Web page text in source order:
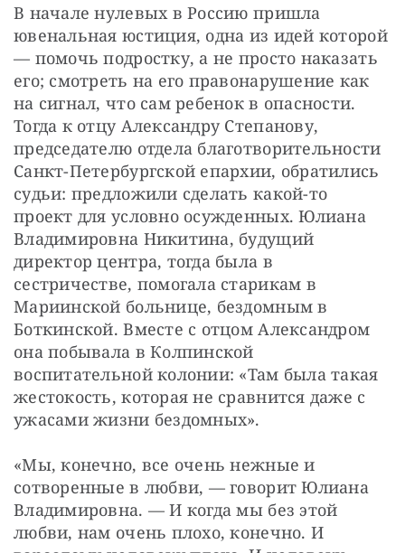
В начале нулевых в Россию пришла
ювенальная юстиция, одна из идей которой
— помочь подростку, а не просто наказать
его; смотреть на его правонарушение как
на сигнал, что сам ребенок в опасности.
Тогда к отцу Александру Степанову,
председателю отдела благотворительности
Санкт-Петербургской епархии, обратились
судьи: предложили сделать какой-то
проект для условно осужденных. Юлиана
Владимировна Никитина, будущий
директор центра, тогда была в
сестричестве, помогала старикам в
Мариинской больнице, бездомным в
Боткинской. Вместе с отцом Александром
она побывала в Колпинской
воспитательной колонии: «Там была такая
жестокость, которая не сравнится даже с
ужасами жизни бездомных».
«Мы, конечно, все очень нежные и
сотворенные в любви, — говорит Юлиана
Владимировна. — И когда мы без этой
любви, нам очень плохо, конечно. И